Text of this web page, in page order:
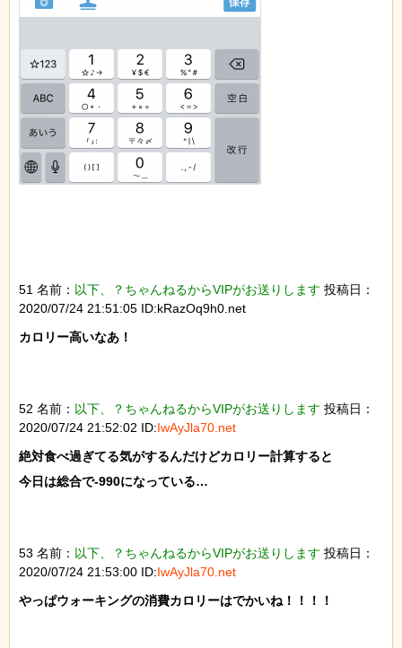
51 名前： 以下、？ちゃんねるからVIPがお送りします 投稿日：
2020/07/24 21:51:05 ID:kRazOq9h0.net
カロリー高いなあ！
52 名前： 以下、？ちゃんねるからVIPがお送りします 投稿日：
2020/07/24 21:52:02 ID:IwAyJla70.net
絶対食べ過ぎてる気がするんだけどカロリー計算すると
今日は総合で-990になっている…
53 名前： 以下、？ちゃんねるからVIPがお送りします 投稿日：
2020/07/24 21:53:00 ID:IwAyJla70.net
やっぱウォーキングの消費カロリーはでかいね！！！！